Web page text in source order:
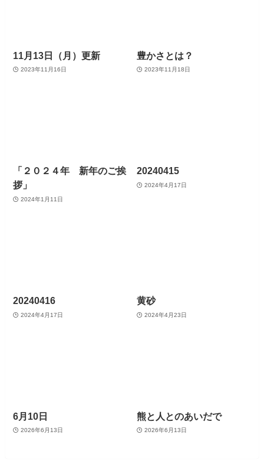
11月13日（月）更新
2023年11月16日
豊かさとは？
2023年11月18日
「２０２４年 新年のご挨
拶」
2024年1月11日
20240415
2024年4月17日
20240416
2024年4月17日
黄砂
2024年4月23日
6月10日
2026年6月13日
熊と人とのあいだで
2026年6月13日